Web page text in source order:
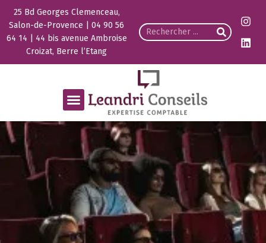
25 Bd Georges Clemenceau,
Salon-de-Provence | 04 90 56
64 14 | 44 bis avenue Ambroise
Croizat, Berre l’Etang